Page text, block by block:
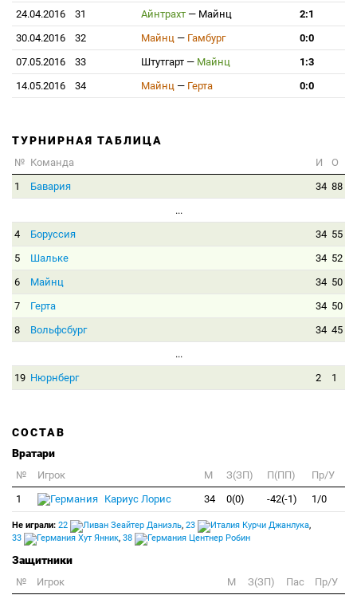
24.04.2016
31 Айнтрахт — Майнц
2:1
30.04.2016
32 Майнц — Гамбург
0:0
07.05.2016
33 Штутгарт — Майнц
1:3
14.05.2016
34 Майнц — Герта 0:0
ТУРНИРНАЯ ТАБЛИЦА
№ Команда И
О
1
Бавария 34 88
...
4
Боруссия 34 55
5
Шальке 34 52
6
Майнц 34 50
7
Герта 34 50
8
Вольфсбург 34 45
...
19 Нюрнберг 2 1
СОСТАВ
Вратари
№ Игрок M З(ЗП) П(ПП)
Пр/У
1
Кариус Лорис 34 0(0) -42(-1) 1/0
Не играли: 22 Зеайтер Даниэль, 23 Курчи Джанлука,
33
Хут Янник, 38 Центнер Робин
Защитники
№ Игрок M З(ЗП) Пас
Пр/У